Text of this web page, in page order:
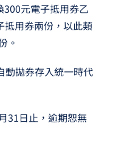
元電子抵用券乙
抵用券兩份，以此類
。
動拋券存入統一時代
31日止，逾期恕無